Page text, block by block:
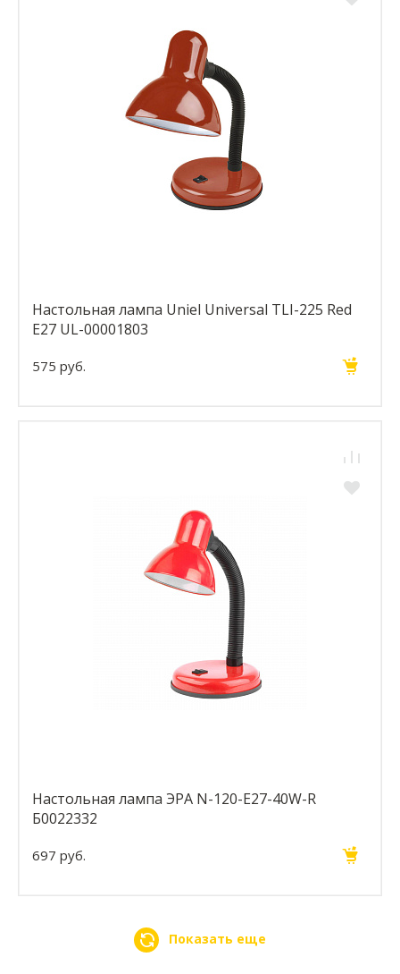
Настольная лампа Uniel Universal TLI-225 Red
E27 UL-00001803
575 руб.
Настольная лампа ЭРА N-120-E27-40W-R
Б0022332
697 руб.
Показать еще